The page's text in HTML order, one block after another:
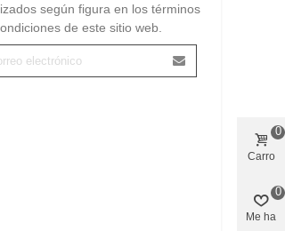
según figura en los términos
de este sitio web.
Carro
0
Me ha
0